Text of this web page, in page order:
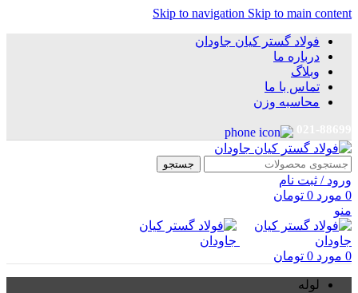
Skip to navigation Skip to main content
فولاد گستر کیان جاودان
درباره ما
وبلاگ
تماس با ما
محاسبه وزن
جستجو
ورود / ثبت نام
0 مورد 0 تومان
منو
0 مورد 0 تومان
لوله